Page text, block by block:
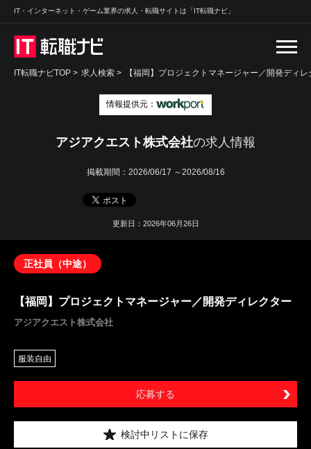
IT・インターネット・ゲーム業界の求人・転職サイトは「IT転職ナビ」
IT転職ナビTOP > 求人検索 > 【福岡】プロジェクトマネージャー／開発ディ
情報提供元：
アジアクエスト株式会社の求人情報
掲載期間： 2026/06/17 ～2026/08/16
更新日：2026年06月26日
正社員（中途）
【福岡】プロジェクトマネージャー／開発ディレクター
アジアクエスト株式会社
服装自由
応募する
検討中リストに保存